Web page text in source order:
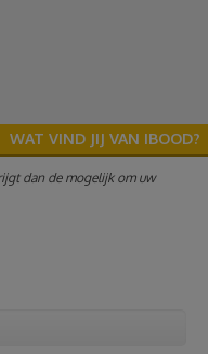
WAT VIND JIJ VAN IBOOD?
dan de mogelijk om uw